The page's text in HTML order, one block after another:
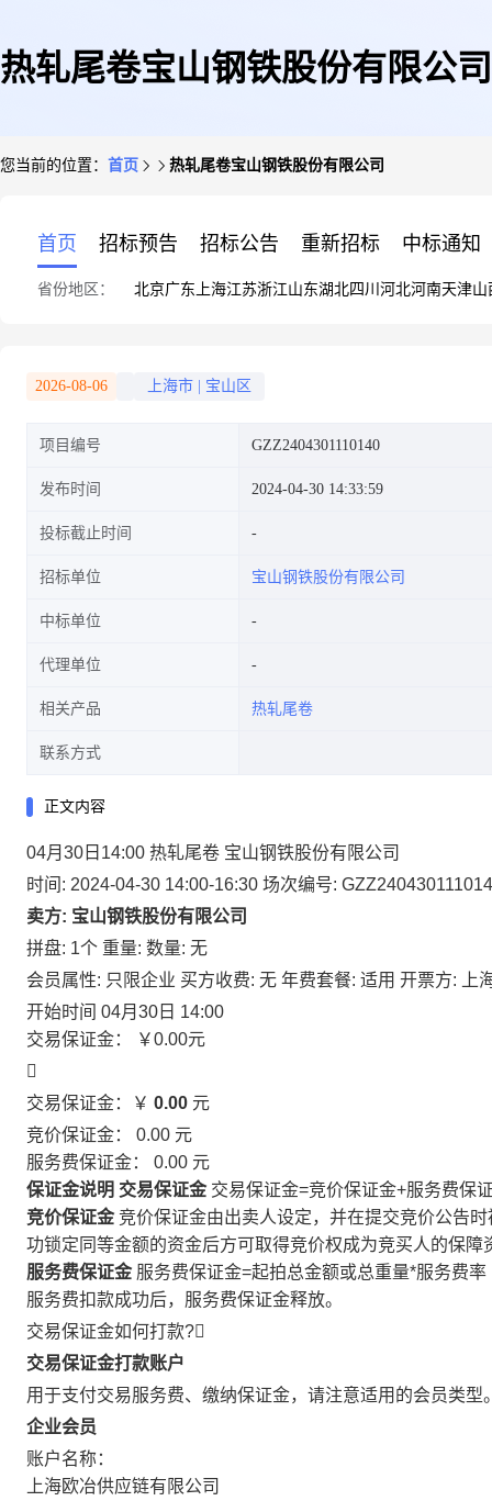
热轧尾卷宝山钢铁股份有限公司
您当前的位置： 首页 热轧尾卷宝山钢铁股份有限公司
首页 招标预告 招标公告 重新招标 中标通知
省份地区： 北京广东 上海江苏浙江山东湖北四川 河北河南天津山
2026-08-06 上海市 宝山区
项目编号 GZZ2404301110140
发布时间 2024-04-30 14:33:59
投标截止时间
招标单位 宝山钢铁股份有限公司
中标单位
代理单位
相关产品 热轧尾卷
联系方式
正文内容
04月30日14:00 热轧尾卷 宝山钢铁股份有限公司
时间: 2024-04-30 14:00-16:30 场次编号:
卖方: 宝山钢铁股份有限公司
拼盘: 1个 重量: 数量: 无
会员属性: 只限企业 买方收费: 无 年费套餐: 适用 开票方: 上
开始时间 04月30日 14:00
交易保证金：
￥0.00元

交易保证金：￥ 0.00 元
竞价保证金： 0.00 元
服务费保证金： 0.00 元
保证金说明 交易保证金 交易保证金=竞价保证金+服务费保
竞价保证金 竞价保证金由出卖人设定，并在提交竞价公告
功锁定同等金额的资金后方可取得竞价权成为竞买人的保障
服务费保证金 服务费保证金=起拍总金额或总重量*服务费率
服务费扣款成功后，服务费保证金释放。
交易保证金如何打款?
交易保证金打款账户
用于支付交易服务费、缴纳保证金，请注意适用的会员类型
企业会员
账户名称：
上海欧冶供应链有限公司